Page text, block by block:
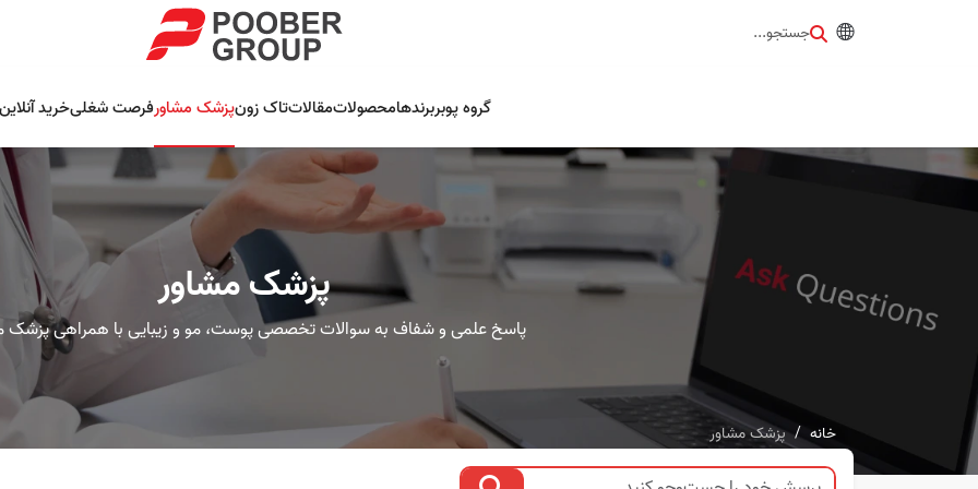
جستجو...
گروه پوبربرندهامحصولاتمقالاتتاک زونپزشک مشاورفرصت شغلیخرید
پزشک مشاور
پاسخ علمی و شفاف به سوالات تخصصی پوست، مو و زیبایی با همراهی پزشک
خانه پزشک مشاور